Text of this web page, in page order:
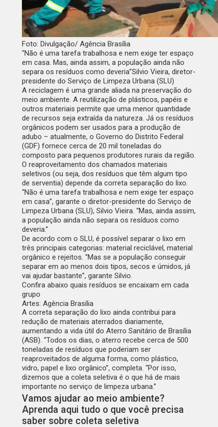
Foto: Divulgação/ Agência Brasília
“Não é uma tarefa trabalhosa e nem exige ter espaço
em casa. Mas, ainda assim, a população ainda não
separa os resíduos como deveria”Silvio Vieira, diretor-
presidente do Serviço de Limpeza Urbana (SLU)
A reciclagem é uma grande aliada na preservação do
meio ambiente. A reutilização de plásticos, papéis e
outros materiais permite que uma menor quantidade
de recursos seja extraída da natureza. Já os resíduos
orgânicos podem ser usados para a produção de
adubo – atualmente, o Governo do Distrito Federal
(GDF) fornece cerca de 20 mil toneladas do
composto para pequenos produtores rurais da região.
‌O reaproveitamento dos chamados materiais
seletivos (ou seja, dos resíduos que têm algum tipo
de serventia) depende da correta separação do lixo.
“Não é uma tarefa trabalhosa e nem exige ter espaço
em casa”, garante o diretor-presidente do Serviço de
Limpeza Urbana (SLU), Silvio Vieira. “Mas, ainda assim,
a população ainda não separa os resíduos como
deveria.”
De acordo com o SLU, é possível separar o lixo em
três principais categorias: material reciclável, material
orgânico e rejeitos. “Mas se a população conseguir
separar em ao menos dois tipos, secos e úmidos, já
vai ajudar bastante”, garante Silvio.
Confira abaixo quais resíduos se encaixam em cada
grupo
Artes: Agência Brasília
‌A correta separação do lixo ainda contribui para
redução de materiais aterrados diariamente,
aumentando a vida útil do Aterro Sanitário de Brasília
(ASB). “Todos os dias, o aterro recebe cerca de 500
toneladas de resíduos que poderiam ser
reaproveitados de alguma forma, como plástico,
vidro, papel e lixo orgânico”, completa. “Por isso,
dizemos que a coleta seletiva é o que há de mais
importante no serviço de limpeza urbana.”
‌Vamos ajudar ao meio ambiente?
Aprenda aqui tudo o que você precisa
saber sobre coleta seletiva